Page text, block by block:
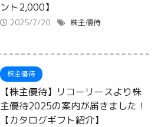
ント2,000】
2025/7/20 株主優待
株主優待
【株主優待】リコーリースより株
主優待2025の案内が届きました！
【カタログギフト紹介】